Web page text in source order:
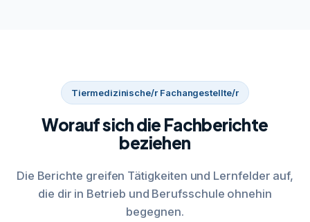
Tiermedizinische/r Fachangestellte/r
Worauf sich die Fachberichte
beziehen
Die Berichte greifen Tätigkeiten und Lernfelder auf,
die dir in Betrieb und Berufsschule ohnehin
begegnen.